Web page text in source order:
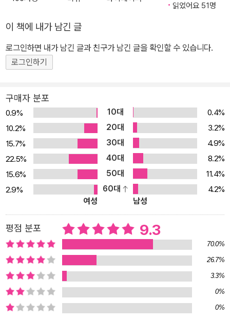
왜, 어떻게, 그리고 누구와 소통할까? 식물이 들을 수 있고, 버섯이 볼
는 건 인간만의 전유물인 걸까? 그렇지 않다. 새들과 물고기, 심지어
달팽이들까지, 어떤 면에서 그들의 소통법은 인간보다 훨씬 뛰어나
다. 생명은 살아가기 위해 자신이 어떤 환경에 둘러싸여 있는지를 정
걸려 넘어지지 않는지, 어느 쪽에 먹이가 있고 어느 쪽에 천적이 있는
지와 같은 정보는 자신의 생존과 직결되어 있다. 이런 정보를 얻기 위
해서는 당연히 의사소통이 필수다. 인간도 속한 커다란 전체, 즉 생태
계는 생명체들 간의 이런 정보 교환과 무생물 환경과의 상호작용이
치열하게 작동함으로써 형성된다. 생명체는 기본적으로 색과 형태 및
움직임 같은 시각적 정보를 의사소통을 위해 이용하지만, 인간이 아
닌 생명체 중 카멜레온이나 오징어 같은 친구들이 아닌 이상 대체로
시각적 정보로 신호를 보낼 수 없다. 그러므로 생명체는 매우 다채로
운, 자신들만의 방식으로 의사소통을 할 수밖에 없게 된다. 전자에너
지나 색소를 이용하기도 하고, 냄새로 화학정보를 송신하기도 하면서
말이다. 독일의 여성 행동생물학자 마들렌 치게는 이 책에서 바이오
커뮤니케이션(Biocommunication)에 대해 이야기한다. 그리스어
에서 유래한 바이오는 ‘생명’을 뜻하고, 라틴어에서 유래한 커뮤니케
이션은 ‘메시지’를 의미한다. 간단히 말해 바이오커뮤니케이션은 ‘생
명체들 사이의 활발한 정보 전달’이다. 의사소통이 필요한 건 인간 역
시 예외는 아니다. 인간은 언제나 그 수를 헤아리기 힘들 정도로 많은
읽었어요 51명
이 책에 내가 남긴 글
로그인하면 내가 남긴 글과 친구가 남긴 글을 확인할 수 있습니다.
로그인하기
구매자 분포
0.9% 10대
0.4%
10.2%
20대
3.2%
15.7%
30대
4.9%
22.5%
40대
8.2%
15.6%
50대
11.4%
2.9%
60대
4.2%
여성
남성
평점 분포 9.3
70.0%
26.7%
3.3%
0%
0%